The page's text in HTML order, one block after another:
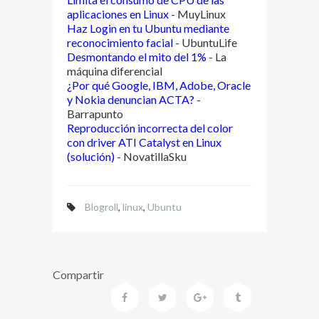
aplicaciones en Linux - MuyLinux
Haz Login en tu Ubuntu mediante
reconocimiento facial - UbuntuLife
Desmontando el mito del 1% - La
máquina diferencial
¿Por qué Google, IBM, Adobe, Oracle
y Nokia denuncian ACTA? -
Barrapunto
Reproducción incorrecta del color
con driver ATI Catalyst en Linux
(solución) - NovatillaSku
Blogroll, linux, Ubuntu
Compartir